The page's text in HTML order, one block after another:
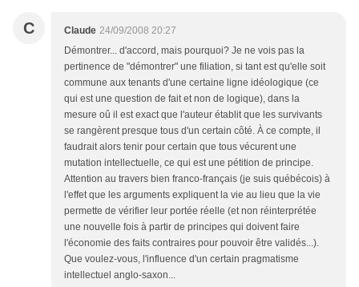
C Claude 24/09/2008 20:27
Démontrer... d'accord, mais pourquoi? Je ne vois pas la
pertinence de "démontrer" une filiation, si tant est qu'elle soit
commune aux tenants d'une certaine ligne idéologique (ce
qui est une question de fait et non de logique), dans la
mesure oû il est exact que l'auteur établit que les survivants
se rangèrent presque tous d'un certain côté. À ce compte, il
faudrait alors tenir pour certain que tous vécurent une
mutation intellectuelle, ce qui est une pétition de principe.
Attention au travers bien franco-français (je suis québécois) à
l'effet que les arguments expliquent la vie au lieu que la vie
permette de vérifier leur portée réelle (et non réinterprétée
une nouvelle fois à partir de principes qui doivent faire
l'économie des faits contraires pour pouvoir être validés...).
Que voulez-vous, l'influence d'un certain pragmatisme
intellectuel anglo-saxon...